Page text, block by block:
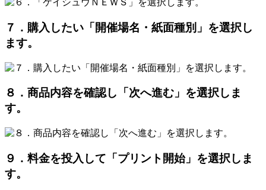
７．購入したい「開催場名・紙面種別」を選択し
ます。
８．商品内容を確認し「次へ進む」を選択しま
す。
９．料金を投入して「プリント開始」を選択しま
す。